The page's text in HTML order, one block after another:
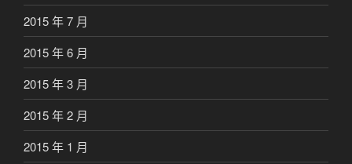
2015 年 7 月
2015 年 6 月
2015 年 3 月
2015 年 2 月
2015 年 1 月